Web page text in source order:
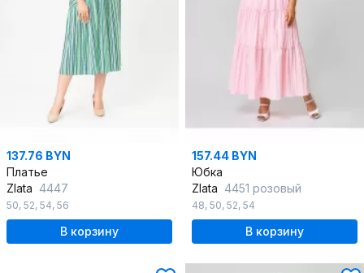
137.76 BYN
Платье
Zlata 4447
50, 52, 54, 56
В корзину
157.44 BYN
Юбка
Zlata 4451 розовый
48, 50, 52, 54
В корзину